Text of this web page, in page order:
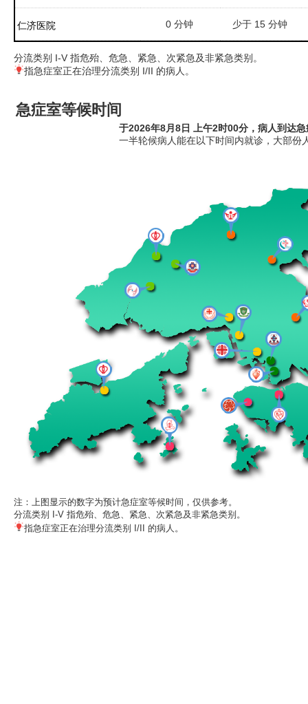
仁济医院 0 分钟 少于 15 分钟
分流类别 I-V 指危殆、危急、紧急、次紧急及非紧急类别。
指急症室正在治理分流类别 I/II 的病人。
急症室等候时间
于2026年8月8日 上午2时00分，病人到达
一半轮候病人能在以下时间内就诊，大部份
注：上图显示的数字为预计急症室等候时间，仅供参考。
分流类别 I-V 指危殆、危急、紧急、次紧急及非紧急类别。
指急症室正在治理分流类别 I/II 的病人。